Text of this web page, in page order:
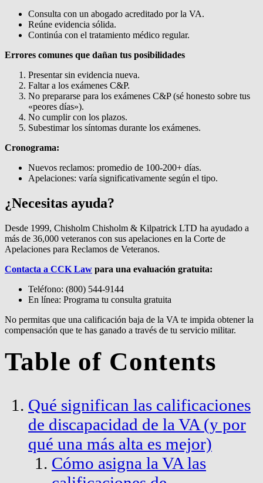
Consulta con un abogado acreditado por la VA.
Reúne evidencia sólida.
Continúa con el tratamiento médico regular.
Errores comunes que dañan tus posibilidades
Presentar sin evidencia nueva.
Faltar a los exámenes C&P.
No prepararse para los exámenes C&P (sé honesto sobre tus
«peores días»).
No cumplir con los plazos.
Subestimar los síntomas durante los exámenes.
Cronograma:
Nuevos reclamos: promedio de 100-200+ días.
Apelaciones: varía significativamente según el tipo.
¿Necesitas ayuda?
Desde 1999, Chisholm Chisholm & Kilpatrick LTD ha ayudado a
más de 36,000 veteranos con sus apelaciones en la Corte de
Apelaciones para Reclamos de Veteranos.
Contacta a CCK Law para una evaluación gratuita:
Teléfono: (800) 544-9144
En línea: Programa tu consulta gratuita
No permitas que una calificación baja de la VA te impida obtener la
compensación que te has ganado a través de tu servicio militar.
Table of Contents
Qué significan las calificaciones
de discapacidad de la VA (y por
qué una más alta es mejor)
Cómo asigna la VA las